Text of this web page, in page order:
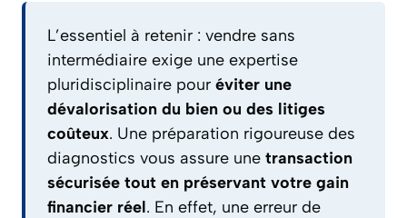
L’essentiel à retenir : vendre sans
intermédiaire exige une expertise
pluridisciplinaire pour éviter une
dévalorisation du bien ou des litiges
coûteux. Une préparation rigoureuse des
diagnostics vous assure une transaction
sécurisée tout en préservant votre gain
financier réel. En effet, une erreur de